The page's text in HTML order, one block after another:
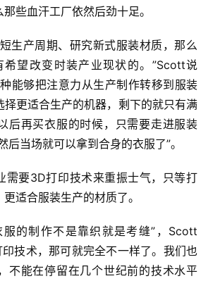
些血汗工厂依然后劲十足。
生产周期、研究新式服装材质，那么
望改变时装产业现状的。”Scott说
能够把注意力从生产制作转移到服装
择更适合生产的机器，剩下的就只有满
后再买衣服的时候，只需要走进服装
后当场就可以拿到合身的衣服了”。
需要3D打印技术来重振士气，只等打
适合服装生产的材质了。
服的制作不是靠织就是考缝”，Scott
技术，那可就完全不一样了。我们也
不能在停留在几个世纪前的技术水平